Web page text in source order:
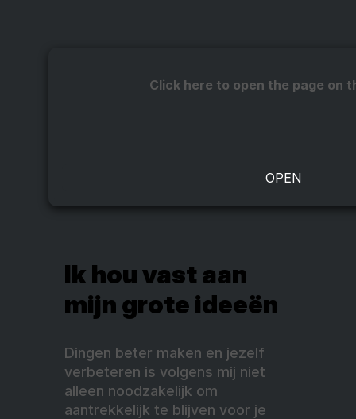
Click here to open the page on
Ik hou vast aan
mijn grote ideeën
Dingen beter maken en jezelf
verbeteren is volgens mij niet
alleen noodzakelijk om
aantrekkelijk te blijven voor je